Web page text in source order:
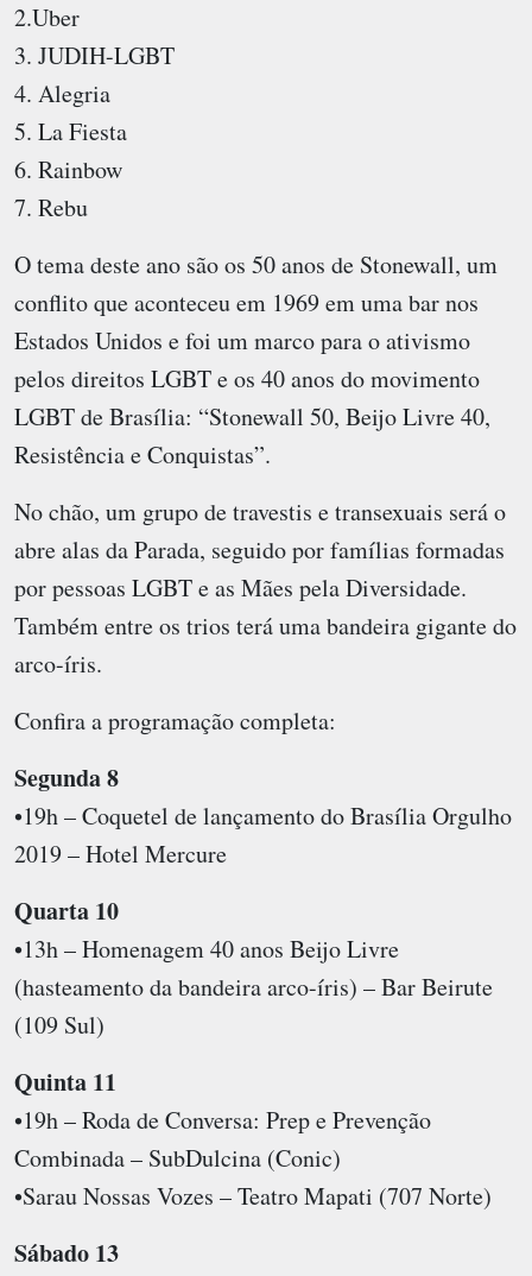
2.Uber
3. JUDIH-LGBT
4. Alegria
5. La Fiesta
6. Rainbow
7. Rebu
O tema deste ano são os 50 anos de Stonewall, um
conflito que aconteceu em 1969 em uma bar nos
Estados Unidos e foi um marco para o ativismo
pelos direitos LGBT e os 40 anos do movimento
LGBT de Brasília: “Stonewall 50, Beijo Livre 40,
Resistência e Conquistas”.
No chão, um grupo de travestis e transexuais será o
abre alas da Parada, seguido por famílias formadas
por pessoas LGBT e as Mães pela Diversidade.
Também entre os trios terá uma bandeira gigante do
arco-íris.
Confira a programação completa:
Segunda 8
•19h – Coquetel de lançamento do Brasília Orgulho
2019 – Hotel Mercure
Quarta 10
•13h – Homenagem 40 anos Beijo Livre
(hasteamento da bandeira arco-íris) – Bar Beirute
(109 Sul)
Quinta 11
•19h – Roda de Conversa: Prep e Prevenção
Combinada – SubDulcina (Conic)
•Sarau Nossas Vozes – Teatro Mapati (707 Norte)
Sábado 13